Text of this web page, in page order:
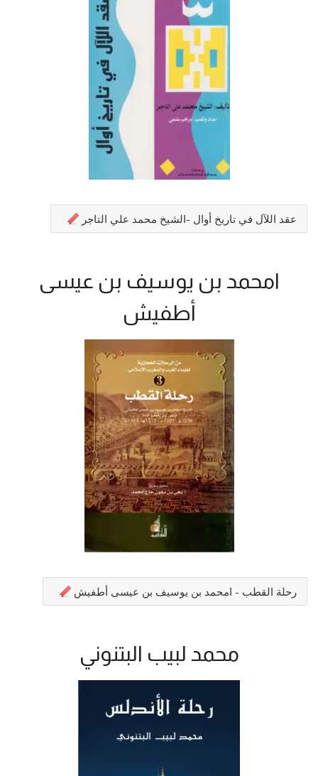
عقد اللآل في تاريخ أوال -الشيخ محمد علي التاجر
امحمد بن يوسيف بن عيسى
أطفيش
رحلة القطب - امحمد بن يوسيف بن عيسى أطفيش
محمد لبيب البتنوني